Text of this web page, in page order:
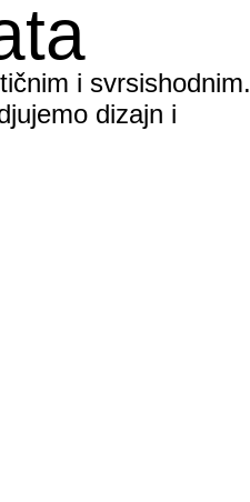
i svrsishodnim.
dizajn i